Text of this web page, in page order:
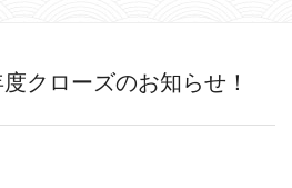
クローズのお知らせ！